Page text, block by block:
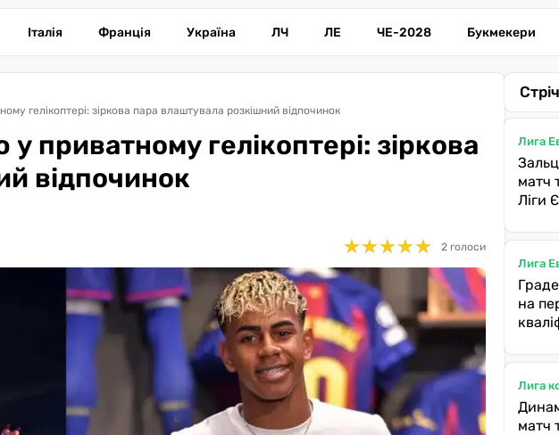
Італія Франція Україна ЛЧ ЛЕ ЧЕ-2028 Букмекери
гелікоптері: зіркова пара влаштувала розкішний відпочинок
приватному гелікоптері: зіркова
відпочинок
★★★★★
★★★★★ 2 голоси
Лига
матч
Ліги
Лига
на
Лига
матч